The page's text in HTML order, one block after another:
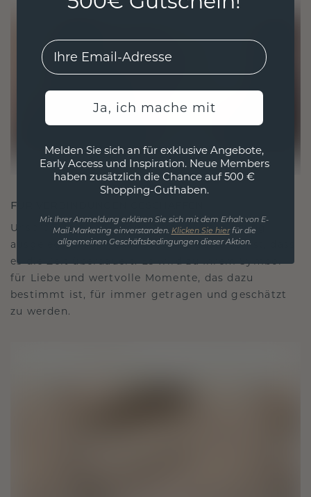
FÜR VERBINDUNGEN GESCHAFFEN
Unsere Designphilosophie ist auf Verbindung
ausgelegt, wobei jedes Stück so gestaltet ist, dass
es die Zeit überdauert. Es wird zu Ihrem Symbol
für Liebe und wertvolle Momente, das dazu
bestimmt ist, für immer getragen und geschätzt
zu werden.
EMail
Ja, ich mache mit
Melden Sie sich an für exklusive Angebote,
Early Access und Inspiration. Neue Members
haben zusätzlich die Chance auf 500 €
Shopping-Guthaben.
Mit Ihrer Anmeldung erklären Sie sich mit dem Erhalt von E-
Mail-Marketing einverstanden. Klicken Sie hierfür die
allgemeinen Geschäftsbedingungen dieser Aktion.